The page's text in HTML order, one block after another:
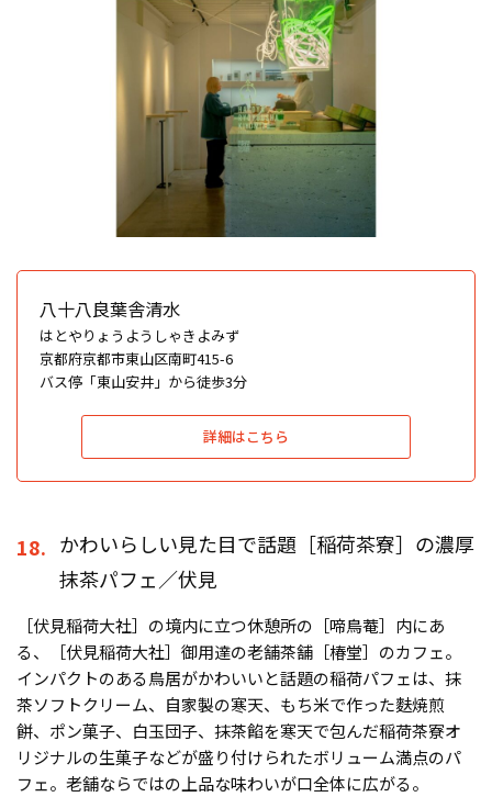
八十八良葉舎清水
はとやりょうようしゃきよみず
京都府京都市東山区南町415-6
バス停「東山安井」から徒歩3分
詳細はこちら
18. かわいらしい見た目で話題［稲荷茶寮］の濃厚
抹茶パフェ／伏見
［伏見稲荷大社］の境内に立つ休憩所の［啼鳥菴］内にあ
る、［伏見稲荷大社］御用達の老舗茶舗［椿堂］のカフェ。
インパクトのある鳥居がかわいいと話題の稲荷パフェは、抹
茶ソフトクリーム、自家製の寒天、もち米で作った麩焼煎
餅、ポン菓子、白玉団子、抹茶餡を寒天で包んだ稲荷茶寮オ
リジナルの生菓子などが盛り付けられたボリューム満点のパ
フェ。老舗ならではの上品な味わいが口全体に広がる。